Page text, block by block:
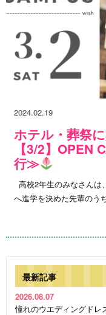
2024.02.19
ホテル・葬祭
【3/2】OPEN
行≫
高校2年生のみなさんは
へ進学を決めた先輩のう
最新記事
2026.08.07
憧れのウエディングドレ